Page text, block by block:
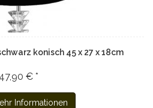
konisch 45 x 27 x 18cm
47,90 € *
Informationen